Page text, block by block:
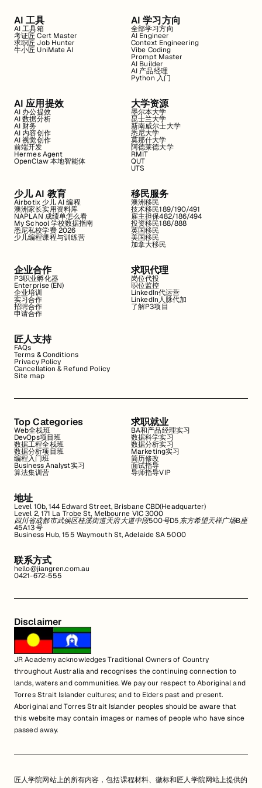
AI 工具
AI 工具箱
考证匠 Cert Master
求职匠 Job Hunter
牛小匠 UniMate AI
AI 学习方向
全部学习方向
AI Engineer
Context Engineering
Vibe Coding
Prompt Master
AI Builder
AI 产品经理
Python 入门
AI 应用提效
AI 办公提效
AI 数据分析
AI 财务
AI 内容创作
AI 视觉创作
前端开发
Hermes Agent
OpenClaw 本地智能体
大学资源
墨尔本大学
昆士兰大学
新南威尔士大学
悉尼大学
莫那什大学
阿德莱德大学
RMIT
QUT
UTS
少儿 AI 教育
Airbotix 少儿 AI 编程
澳洲家长实用资料库
NAPLAN 成绩单怎么看
My School 学校数据指南
悉尼私校学费 2026
少儿编程课程与训练营
移民服务
澳洲移民
技术移民189/190/491
雇主担保482/186/494
投资移民188/888
英国移民
美国移民
加拿大移民
企业合作
P3职业孵化器
Enterprise (EN)
企业培训
实习合作
招聘合作
申请合作
求职代理
岗位代投
职位监控
LinkedIn代运营
LinkedIn人脉代加
了解P3项目
匠人支持
FAQs
Terms & Conditions
Privacy Policy
Cancellation & Refund Policy
Site map
Top Categories
Web全栈班
DevOps项目班
数据工程全栈班
数据分析项目班
编程入门班
Business Analyst实习
算法集训营
求职就业
BA和产品经理实习
数据科学实习
数据分析实习
Marketing实习
简历修改
面试指导
导师指导VIP
地址
Level 10b, 144 Edward Street, Brisbane CBD(Headquarter)
Level 2, 171 La Trobe St, Melbourne VIC 3000
四川省成都市武侯区桂溪街道天府大道中段500号D5东方希望天祥广场B座
45A13号
Business Hub, 155 Waymouth St, Adelaide SA 5000
联系方式
hello@jiangren.com.au
0421-672-555
Disclaimer
JR Academy acknowledges Traditional Owners of Country
throughout Australia and recognises the continuing connection to
lands, waters and communities. We pay our respect to Aboriginal and
Torres Strait Islander cultures; and to Elders past and present.
Aboriginal and Torres Strait Islander peoples should be aware that
this website may contain images or names of people who have since
passed away.
匠人学院网站上的所有内容，包括课程材料、徽标和匠人学院网站上提供的